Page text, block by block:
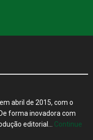
abril de 2015, com o
forma inovadora com
editorial… Continue